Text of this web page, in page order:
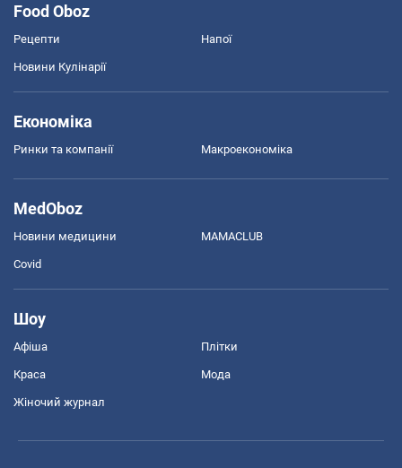
Food Oboz
Рецепти Напої
Новини Кулінарії
Економіка
Ринки та компанії Макроекономіка
MedOboz
Новини медицини MAMACLUB
Covid
Шоу
Афіша Плітки
Краса Мода
Жіночий журнал